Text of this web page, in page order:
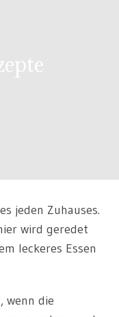
jeden Zuhauses.
wird geredet
leckeres Essen
wenn die